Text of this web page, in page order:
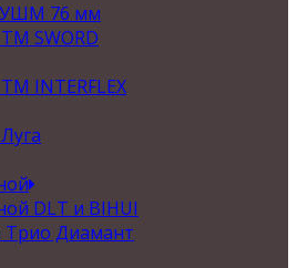
УШМ 76 мм
SWORD
INTERFLEX
DLT и BIHUI
Трио Диамант